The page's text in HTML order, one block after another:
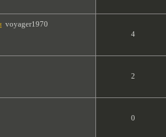
voyager1970
4
2
0